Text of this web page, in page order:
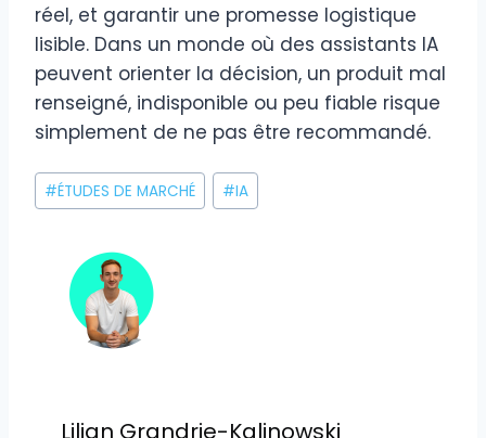
réel, et garantir une promesse logistique
lisible. Dans un monde où des assistants IA
peuvent orienter la décision, un produit mal
renseigné, indisponible ou peu fiable risque
simplement de ne pas être recommandé.
Étiquettes
de
publication :
#ÉTUDES DE MARCHÉ #IA
Lilian Grandrie-Kalinowski